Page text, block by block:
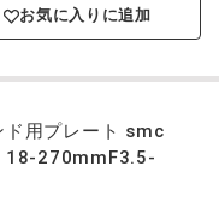
お気に入りに追加
ド用プレート smc
18-270mmF3.5-